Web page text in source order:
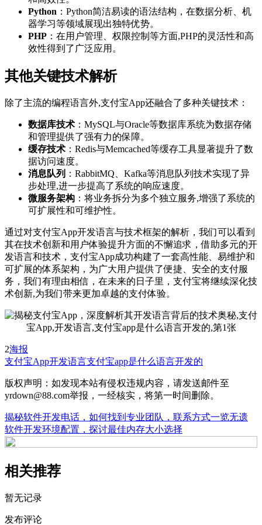
Python ：Python简洁易读的语法结构，在数据分析、机
器学习等领域展现出独特优势。
PHP ：在用户管理、权限控制等方面,PHP的灵活性和高
效性得到了广泛应用。
其他关键技术解析
除了主流的编程语言外,支付宝App还融合了多种关键技术：
数据库技术 ：MySQL与Oracle等数据库系统为数据存储
和管理提供了强有力的保障。
缓存技术 ：Redis与Memcached等缓存工具显著提升了数
据访问速度。
消息队列 ：RabbitMQ、Kafka等消息队列技术实现了异
步处理,进一步提高了系统的响应速度。
微服务架构 ：将业务拆分为多个独立服务,增强了系统的
可扩展性和可维护性。
通过对支付宝App开发语言与技术框架的解析，我们可以看到
其在技术创新和用户体验提升方面的不懈追求，借助多元的开
发语言和技术，支付宝App成功构建了一套高性能、易维护和
可扩展的体系架构，为广大用户提供了便捷、安全的支付服
务，我们有理由相信，在未来的日子里，支付宝将继续深化技
术创新,为我们带来更加卓越的支付体验。
2海报
支付宝App开发语言支付宝app是什么语言开发的
版权声明：如发现本站有侵权违规内容，请发送邮件至
yrdown@88.com举报，一经核实，将第一时间删除。
揭秘软件开发电话，如何找到专业团队，联系方式一览无遗
软件开发环境配置，探讨最佳内存大小选择
相关推荐
暂无记录
发布评论